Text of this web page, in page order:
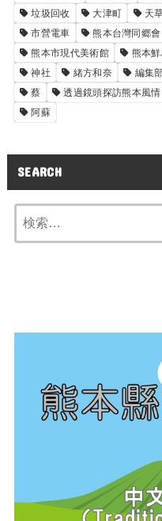
垃圾回收
大津町 天
市營電車
熊本台灣同郷會
熊本市現代美術館
熊本
神社
緒方和奈 編集
蔡
透過鏡頭探訪熊本風情
阿蘇
SEARCH